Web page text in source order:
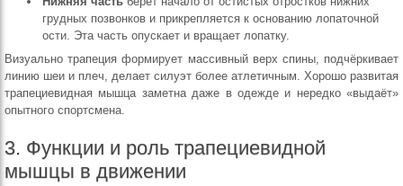
грудных позвонков и прикрепляется к основанию лопаточной
ости. Эта часть опускает и вращает лопатку.
Визуально трапеция формирует массивный верх спины, подчёркивает
линию шеи и плеч, делает силуэт более атлетичным. Хорошо развитая
трапециевидная мышца заметна даже в одежде и нередко «выдаёт»
опытного спортсмена.
3. Функции и роль трапециевидной
мышцы в движении